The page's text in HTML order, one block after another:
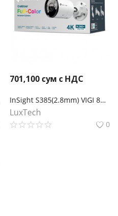
701,100 сум с НДС
InSight S385(2.8mm) VIGI 8МП Уличная цилиндрическая полноцветная камера
LuxTech
0